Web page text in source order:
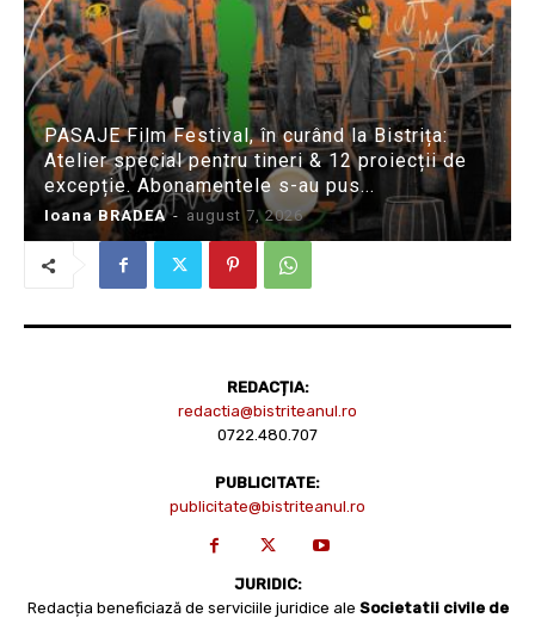
PASAJE Film Festival, în curând la Bistrița:
Atelier special pentru tineri & 12 proiecții de
excepție. Abonamentele s-au pus...
Ioana BRADEA - august 7, 2026
REDACȚIA:
redactia@bistriteanul.ro
0722.480.707
PUBLICITATE:
publicitate@bistriteanul.ro
JURIDIC:
Redacția beneficiază de serviciile juridice ale Societatii civile de